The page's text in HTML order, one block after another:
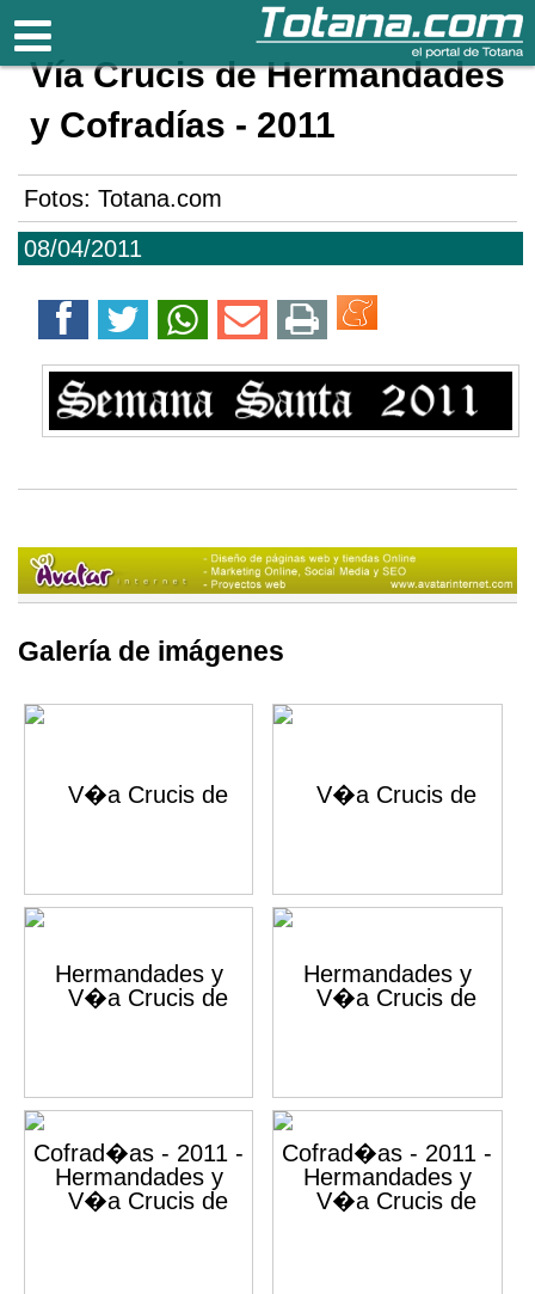
Totana.com
08/04/2011
Vía Crucis de Hermandades
y Cofradías - 2011
Fotos: Totana.com
Galería de imágenes